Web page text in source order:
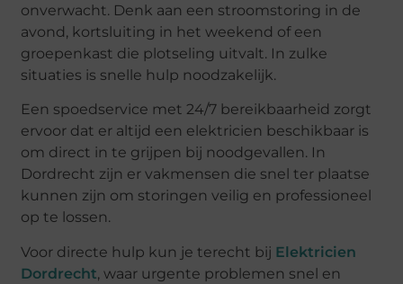
onverwacht. Denk aan een stroomstoring in de
avond, kortsluiting in het weekend of een
groepenkast die plotseling uitvalt. In zulke
situaties is snelle hulp noodzakelijk.
Een spoedservice met 24/7 bereikbaarheid zorgt
ervoor dat er altijd een elektricien beschikbaar is
om direct in te grijpen bij noodgevallen. In
Dordrecht zijn er vakmensen die snel ter plaatse
kunnen zijn om storingen veilig en professioneel
op te lossen.
Voor directe hulp kun je terecht bij Elektricien
Dordrecht, waar urgente problemen snel en